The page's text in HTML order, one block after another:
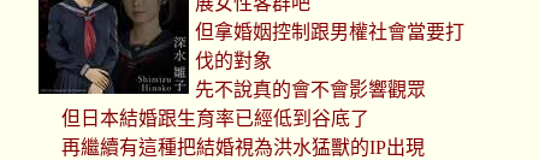
但拿婚姻控制跟男權社會當要打
伐的對象
先不說真的會不會影響觀眾
但日本結婚跟生育率已經低到谷底了
再繼續有這種把結婚視為洪水猛獸的IP出現